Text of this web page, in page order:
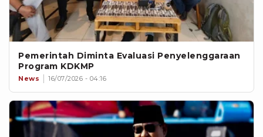
Pemerintah Diminta Evaluasi Penyelenggaraan
Program KDKMP
News 16/07/2026 - 04:16